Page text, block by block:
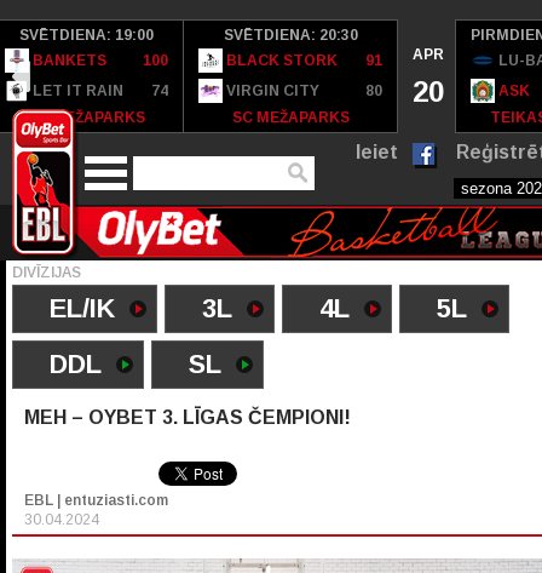
SVĒTDIENA: 19:00
BANKETS
100
LET IT RAIN
74
SC MEŽAPARKS
SVĒTDIENA: 20:30
BLACK STORK
91
VIRGIN CITY
80
SC MEŽAPARKS
APR
20
LU-
ASK
Ieiet
DIVĪZIJAS
EL/IK 3L 4L
5L
DDL
SL
MEH – OYBET 3. LĪGAS ČEMPIONI!
EBL | entuziasti.com
30.04.2024